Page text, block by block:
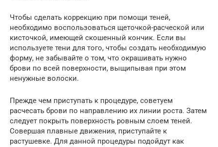
Чтобы сделать коррекцию при помощи теней,
необходимо воспользоваться щеточкой-расческой или
кисточкой, имеющей скошенный кончик. Если вы
используете тени для того, чтобы создать необходимую
форму, не забывайте о том, что окрашивать нужно
брови по всей поверхности, выщипывая при этом
ненужные волоски.
Прежде чем приступать к процедуре, советуем
расчесать брови по направлению их линии роста. Затем
следует покрыть поверхность ровным слоем теней.
Совершая плавные движения, приступайте к
растушевке. Для данной процедуры подойдут как